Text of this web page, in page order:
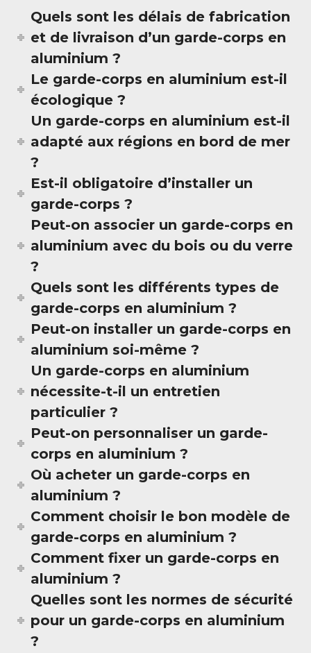
Quels sont les délais de fabrication
et de livraison d’un garde-corps en
aluminium ?
Le garde-corps en aluminium est-il
écologique ?
Un garde-corps en aluminium est-il
adapté aux régions en bord de mer
?
Est-il obligatoire d’installer un
garde-corps ?
Peut-on associer un garde-corps en
aluminium avec du bois ou du verre
?
Quels sont les différents types de
garde-corps en aluminium ?
Peut-on installer un garde-corps en
aluminium soi-même ?
Un garde-corps en aluminium
nécessite-t-il un entretien
particulier ?
Peut-on personnaliser un garde-
corps en aluminium ?
Où acheter un garde-corps en
aluminium ?
Comment choisir le bon modèle de
garde-corps en aluminium ?
Comment fixer un garde-corps en
aluminium ?
Quelles sont les normes de sécurité
pour un garde-corps en aluminium
?